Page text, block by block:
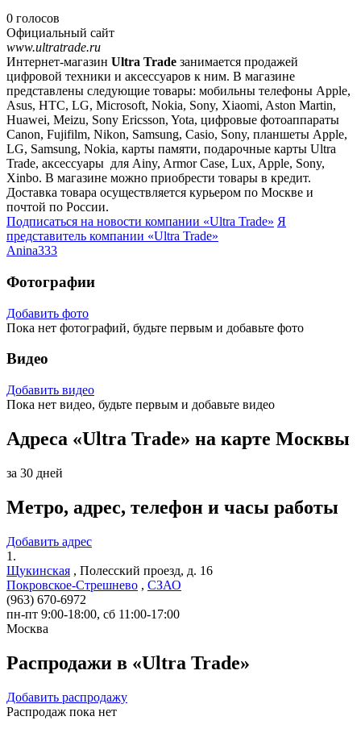
0 голосов
Официальный сайт
www.ultratrade.ru
Интернет-магазин Ultra Trade занимается продажей
цифровой техники и аксессуаров к ним. В магазине
представлены следующие товары: мобильны телефоны Apple,
Asus, HTC, LG, Microsoft, Nokia, Sony, Xiaomi, Aston Martin,
Huawei, Meizu, Sony Ericsson, Yota, цифровые фотоаппараты
Canon, Fujifilm, Nikon, Samsung, Casio, Sony, планшеты Apple,
LG, Samsung, Nokia, карты памяти, подарочные карты Ultra
Trade, аксессуары для Ainy, Armor Case, Lux, Apple, Sony,
Xinbo. В магазине можно приобрести товары в кредит.
Доставка товара осуществляется курьером по Москве и
почтой по России.
Подписаться на новости компании «Ultra Trade» Я
представитель компании «Ultra Trade»
Anina333
Фотографии
Добавить фото
Пока нет фотографий, будьте первым и добавьте фото
Видео
Добавить видео
Пока нет видео, будьте первым и добавьте видео
Адреса «Ultra Trade» на карте Москвы
за 30 дней
Метро, адрес, телефон и часы работы
Добавить адрес
1.
Щукинская , Полесский проезд, д. 16
Покровское-Стрешнево , СЗАО
(963) 670-6972
пн-пт 9:00-18:00, сб 11:00-17:00
Москва
Распродажи в «Ultra Trade»
Добавить распродажу
Распродаж пока нет